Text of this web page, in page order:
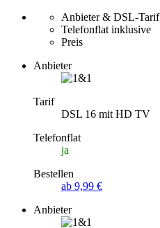
Anbieter & DSL-Tarif
Telefonflat inklusive
Preis
Anbieter
Tarif
DSL 16 mit HD TV
Telefonflat
ja
Bestellen
ab 9,99 €
Anbieter